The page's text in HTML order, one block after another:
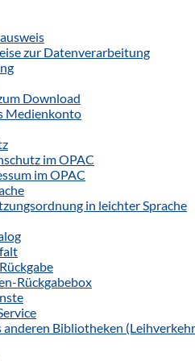
zur Datenverarbeitung
Download
Medienkonto
im OPAC
im OPAC
in leichter Sprache
Rückgabebox
anderen Bibliotheken